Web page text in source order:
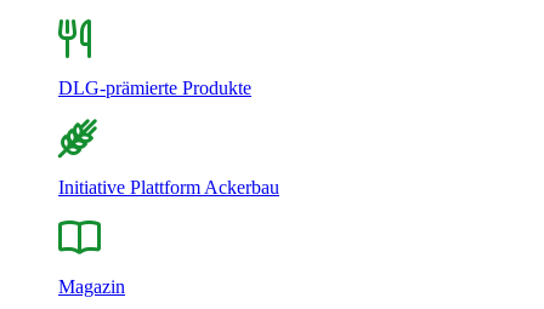
DLG-prämierte Produkte
Initiative Plattform Ackerbau
Magazin